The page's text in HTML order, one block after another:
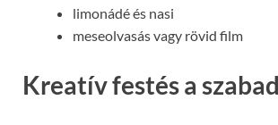
limonádé és nasi
meseolvasás vagy rövid film
Kreatív festés a